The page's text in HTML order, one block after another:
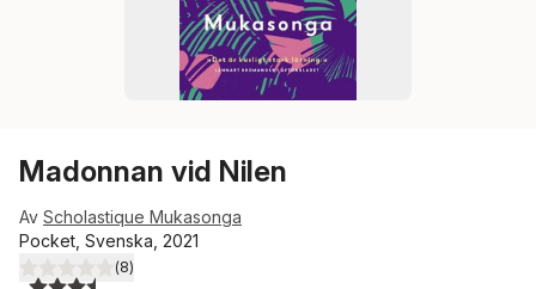
Madonnan vid Nilen
Av Scholastique Mukasonga
Pocket, Svenska, 2021
3,5utav 5 stjärnor. Totalt antal röster:
(8)